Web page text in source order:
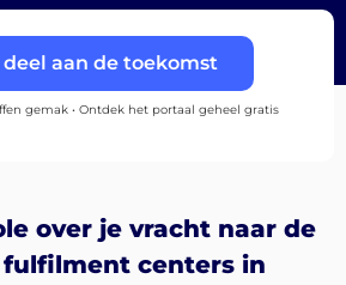
deel aan de toekomst
gemak • Ontdek het portaal geheel gratis
over je vracht naar de
fulfilment centers in